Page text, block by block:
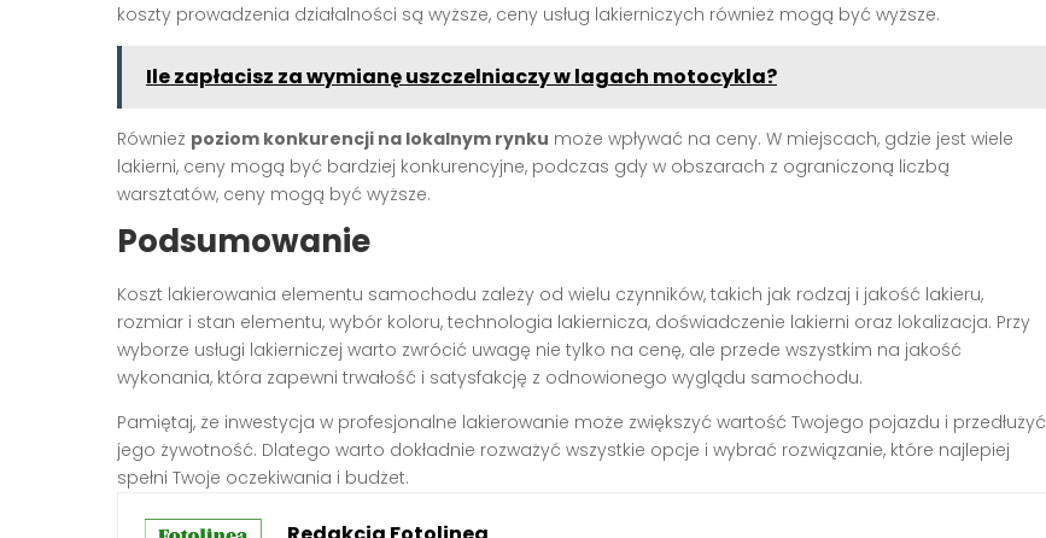
koszty prowadzenia działalności są wyższe, ceny usług lakierniczych również mogą być wyższe.
Ile zapłacisz za wymianę uszczelniaczy w lagach motocykla?
Również poziom konkurencji na lokalnym rynku może wpływać na ceny. W miejscach, gdzie jest wiele
lakierni, ceny mogą być bardziej konkurencyjne, podczas gdy w obszarach z ograniczoną liczbą
warsztatów, ceny mogą być wyższe.
Podsumowanie
Koszt lakierowania elementu samochodu zależy od wielu czynników, takich jak rodzaj i jakość lakieru,
rozmiar i stan elementu, wybór koloru, technologia lakiernicza, doświadczenie lakierni oraz lokalizacja. Przy
wyborze usługi lakierniczej warto zwrócić uwagę nie tylko na cenę, ale przede wszystkim na jakość
wykonania, która zapewni trwałość i satysfakcję z odnowionego wyglądu samochodu.
Pamiętaj, że inwestycja w profesjonalne lakierowanie może zwiększyć wartość Twojego pojazdu i przedłużyć
jego żywotność. Dlatego warto dokładnie rozważyć wszystkie opcje i wybrać rozwiązanie, które najlepiej
spełni Twoje oczekiwania i budżet.